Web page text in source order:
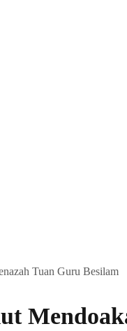
Tuan Guru Besilam